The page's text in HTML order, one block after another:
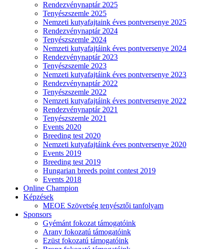
Rendezvénynaptár 2025
Tenyészszemle 2025
Nemzeti kutyafajtaink éves pontversenye 2025
Rendezvénynaptár 2024
Tenyészszemle 2024
Nemzeti kutyafajtáink éves pontversenye 2024
Rendezvénynaptár 2023
Tenyészszemle 2023
Nemzeti kutyafajtáink éves pontversenye 2023
Rendezvénynaptár 2022
Tenyészszemle 2022
Nemzeti kutyafajtáink éves pontversenye 2022
Rendezvénynaptár 2021
Tenyészszemle 2021
Events 2020
Breeding test 2020
Nemzeti kutyafajtáink éves pontversenye 2020
Events 2019
Breeding test 2019
Hungarian breeds point contest 2019
Events 2018
Online Champion
Képzések
MEOE Szövetség tenyésztői tanfolyam
Sponsors
Gyémánt fokozat támogatóink
Arany fokozatú támogatóink
Ezüst fokozatú támogatóink